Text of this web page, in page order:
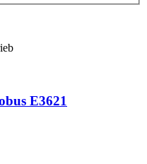
E3621